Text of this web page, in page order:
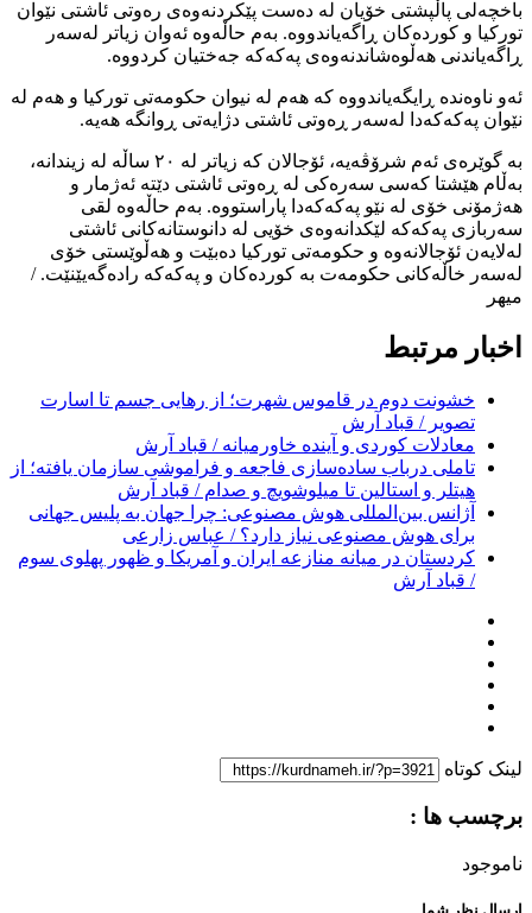
باخچەلی پاڵپشتی خۆیان لە دەست پێکردنەوەی رەوتی ئاشتی نێوان
تورکیا و کوردەکان ڕاگەیاندووە. بەم حاڵەوە ئەوان زیاتر لەسەر
ڕاگەیاندنی هەڵوەشاندنەوەی پەکەکە جەختیان کردووە.
ئەو ناوەندە ڕایگەیاندووە کە هەم لە نیوان حکومەتی تورکیا و هەم لە
نێوان پەکەکەدا لەسەر ڕەوتی ئاشتی دژایەتی ڕوانگە هەیە.
بە گوێرەی ئەم شرۆڤەیە، ئۆجالان کە زیاتر لە ۲۰ ساڵە لە زیندانە،
بەڵام هێشتا کەسی سەرەکی لە ڕەوتی ئاشتی دێتە ئەژمار و
هەژمۆنی خۆی لە نێو پەکەکەدا پاراستووە. بەم حاڵەوە لقی
سەربازی پەکەکە لێکدانەوەی خۆیی لە دانوستانەکانی ئاشتی
لەلایەن ئۆجالانەوە و حکومەتی تورکیا دەبێت و هەڵوێستی خۆی
لەسەر خاڵەکانی حکومەت بە کوردەکان و پەکەکە رادەگەیێنێت. /
میهر
اخبار مرتبط
خشونت دوم در قاموس شهرت؛ از رهایی جسم تا اسارت
تصویر / قباد آرش
معادلات کوردی و آینده خاورمیانه / قباد آرش
تاملی درباب سادەسازی فاجعە و فراموشی سازمان یافتە؛ از
هیتلر و استالین تا میلوشویچ و صدام / قباد آرش
آژانس بین‌المللی هوش مصنوعی: چرا جهان به پلیس جهانی
برای هوش مصنوعی نیاز دارد؟ / عباس زارعی
کردستان در میانه منازعە ایران و آمریکا و ظهور پهلوی سوم
/ قباد آرش
لینک کوتاه
برچسب ها :
ناموجود